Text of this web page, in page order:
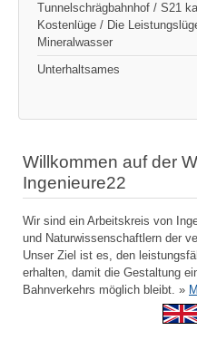
Tunnelschrägbahnhof / S21
Kostenlüge / Die
Mineralwasser
Unterhaltsames
Willkommen auf der
Ingenieure22
Wir sind ein Arbeitskreis von
und Naturwissenschaftlern der
Unser Ziel ist es, den
erhalten, damit die Gestaltung
Bahnverkehrs möglich bleibt. »